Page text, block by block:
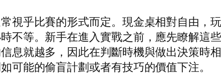
視乎比賽的形式而定。現金桌相對自由，
不等。新手在進入實戰之前，應先瞭解這
息就越多，因此在判斷時機與做出決策時
可能的偷盲計劃或者有技巧的價值下注。